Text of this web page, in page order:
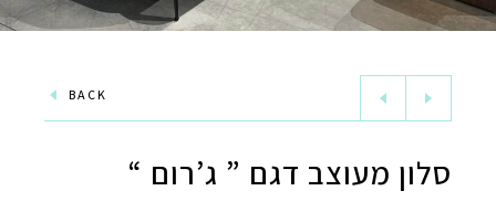
BACK
סלון מעוצב דגם ” ג’רום “